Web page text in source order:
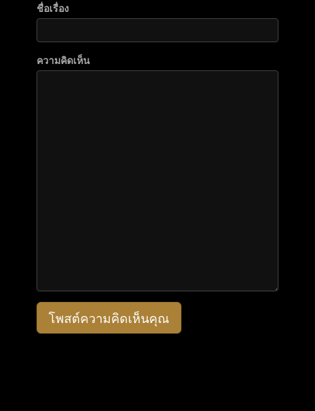
ชื่อเรื่อง
ความคิดเห็น
โพสต์ความคิดเห็นคุณ